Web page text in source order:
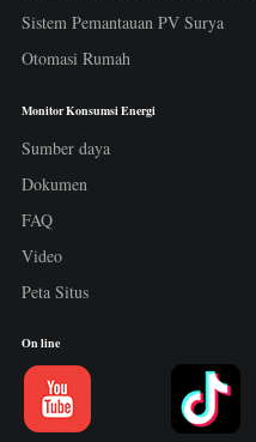
Sistem Pemantauan PV Surya
Otomasi Rumah
Monitor Konsumsi Energi
Sumber daya
Dokumen
FAQ
Video
Peta Situs
On line